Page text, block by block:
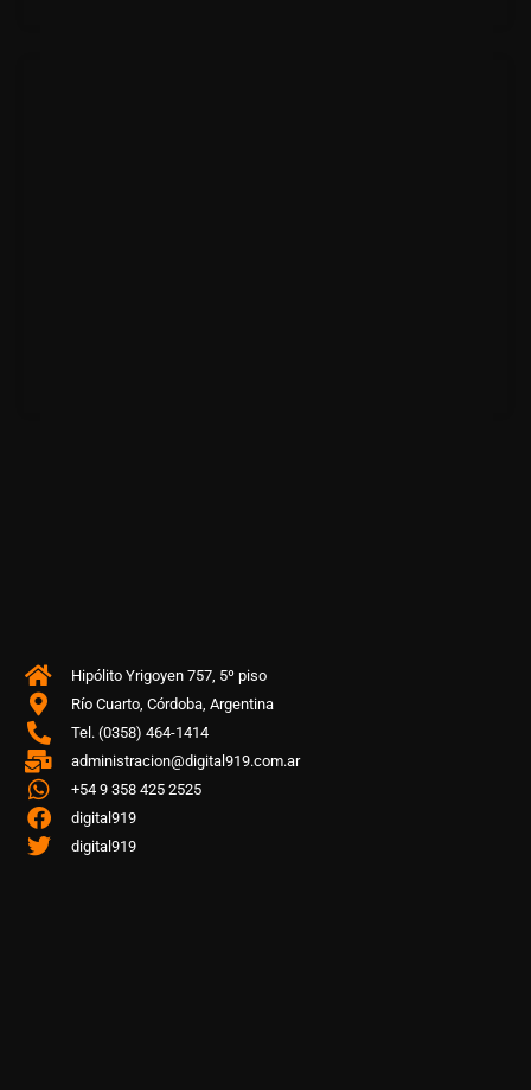
Hipólito Yrigoyen 757, 5º piso
Río Cuarto, Córdoba, Argentina
Tel. (0358) 464-1414
administracion@digital919.com.ar
+54 9 358 425 2525
digital919
digital919